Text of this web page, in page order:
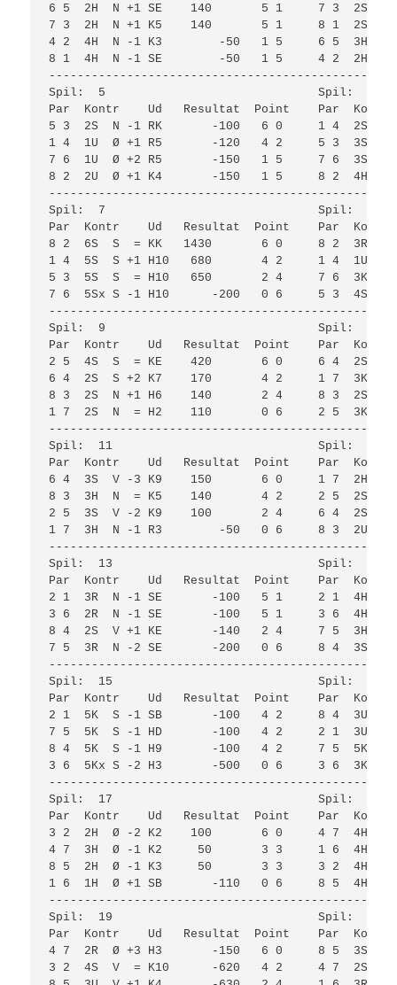
6 5  2H  N +1 SE    140       5 1     7 3  2Sx
7 3  2H  N +1 K5    140       5 1     8 1  2S
4 2  4H  N -1 K3        -50   1 5     6 5  3H  Ø
8 1  4H  N -1 SE        -50   1 5     4 2  2H  Ø
Spil:  5
Par  Kontr    Ud   Resultat  Point    Par
5 3  2S  N -1 RK       -100   6 0     1 4  2S  S
1 4  1U  Ø +1 R5       -120   4 2     5 3  3S  S
7 6  1U  Ø +2 R5       -150   1 5     7 6  3S
8 2  2U  Ø +1 K4       -150   1 5     8 2  4H
Spil:  7
Par  Kontr    Ud   Resultat  Point    Par
8 2  6S  S  = KK   1430       6 0     8 2  3R
1 4  5S  S +1 H10   680       4 2     1 4  1U  Ø
5 3  5S  S  = H10   650       2 4     7 6  3K  V
7 6  5Sx S -1 H10      -200   0 6     5 3  4S
Spil:  9
Par  Kontr    Ud   Resultat  Point    Par
2 5  4S  S  = KE    420       6 0     6 4  2S  S
6 4  2S  S +2 K7    170       4 2     1 7  3K
8 3  2S  N +1 H6    140       2 4     8 3  2S
1 7  2S  N  = H2    110       0 6     2 5  3K
Spil:  11
Par  Kontr    Ud   Resultat  Point    Par
6 4  3S  V -3 K9    150       6 0     1 7  2H  V
8 3  3H  N  = K5    140       4 2     2 5  2S
2 5  3S  V -2 K9    100       2 4     6 4  2S  Ø
1 7  3H  N -1 R3        -50   0 6     8 3  2U  Ø
Spil:  13
Par  Kontr    Ud   Resultat  Point    Par
2 1  3R  N -1 SE       -100   5 1     2 1  4H  N
3 6  2R  N -1 SE       -100   5 1     3 6  4H  N
8 4  2S  V +1 KE       -140   2 4     7 5  3H
7 5  3R  N -2 SE       -200   0 6     8 4  3S
Spil:  15
Par  Kontr    Ud   Resultat  Point    Par
2 1  5K  S -1 SB       -100   4 2     8 4  3U  S
7 5  5K  S -1 HD       -100   4 2     2 1  3U
8 4  5K  S -1 H9       -100   4 2     7 5  5K  N
3 6  5Kx S -2 H3       -500   0 6     3 6  3K
Spil:  17
Par  Kontr    Ud   Resultat  Point    Par
3 2  2H  Ø -2 K2    100       6 0     4 7  4H  S
4 7  3H  Ø -1 K2     50       3 3     1 6  4H  S
8 5  2H  Ø -1 K3     50       3 3     3 2  4H  S
1 6  1H  Ø +1 SB       -110   0 6     8 5  4H
Spil:  19
Par  Kontr    Ud   Resultat  Point    Par
4 7  2R  Ø +3 H3       -150   6 0     8 5  3S  S
3 2  4S  V  = K10      -620   4 2     4 7  2S  S